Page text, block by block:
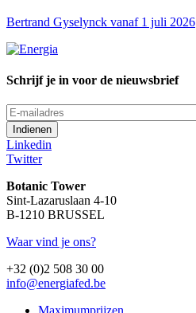
Bertrand Gyselynck vanaf 1 juli 2026
Schrijf je in voor de nieuwsbrief
E-
mailadres
Linkedin
Twitter
Botanic Tower
Sint-Lazaruslaan 4-10
B-1210 BRUSSEL
Waar vind je ons?
+32 (0)2 508 30 00
info@energiafed.be